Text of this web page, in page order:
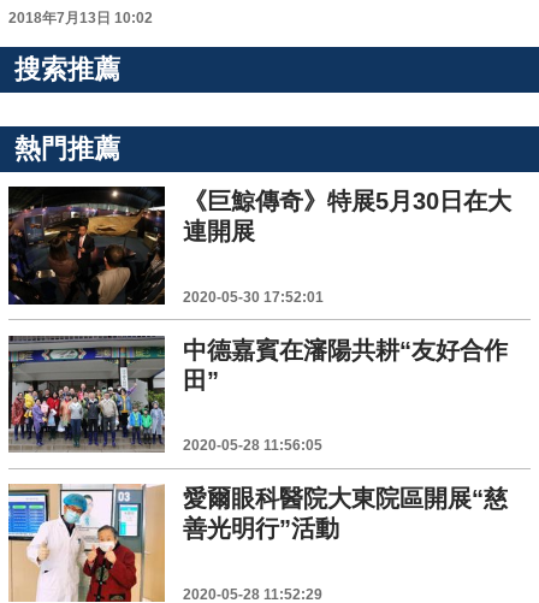
2018年7月13日 10:02
搜索推薦
熱門推薦
《巨鯨傳奇》特展5月30日在大
連開展
2020-05-30 17:52:01
中德嘉賓在瀋陽共耕“友好合作
田”
2020-05-28 11:56:05
愛爾眼科醫院大東院區開展“慈
善光明行”活動
2020-05-28 11:52:29